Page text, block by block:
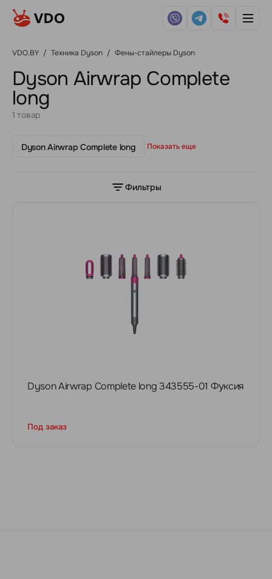
VDO.BY / Техника Dyson / Фены-стайлеры Dyson
Dyson Airwrap Complete
long
1 товар
Dyson Airwrap Complete long Показать еще
Фильтры
Dyson Airwrap Complete long 343555-01 Фуксия
Под заказ